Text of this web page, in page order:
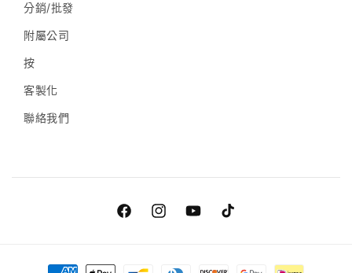
分銷/批發
附屬公司
按
客製化
聯絡我們
FacebookInstagramYoutubeTikTok